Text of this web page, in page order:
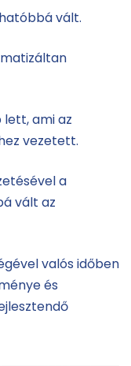
vált.
lett, ami az
vezetett.
a
vált az
valós időben
és